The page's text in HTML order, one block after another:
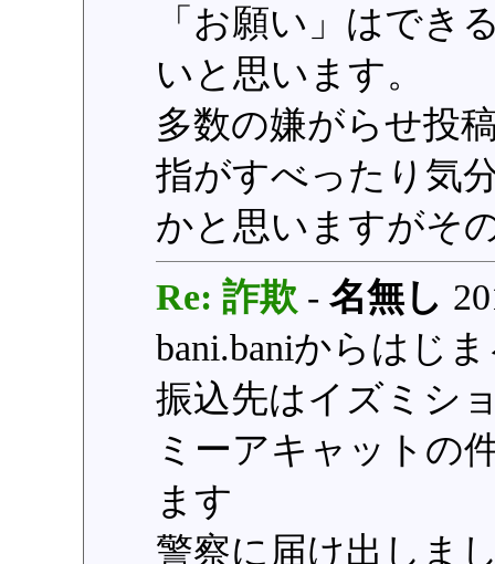
「お願い」はでき
いと思います。
多数の嫌がらせ投
指がすべったり気
かと思いますがそ
Re: 詐欺 - 名無し
bani.baniからはじ
振込先はイズミシ
ミーアキャットの
ます
警察に届け出しま